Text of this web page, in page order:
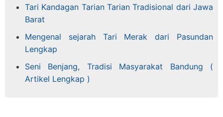
Tari Kandagan Tarian Tarian Tradisional dari Jawa
Barat
Mengenal sejarah Tari Merak dari Pasundan
Lengkap
Seni Benjang, Tradisi Masyarakat Bandung (
Artikel Lengkap )